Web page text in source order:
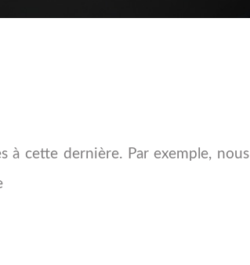
à cette dernière. Par exemple, nous